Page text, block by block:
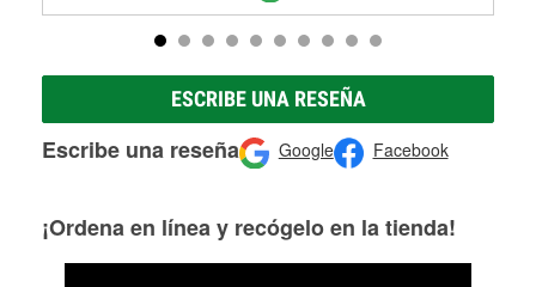
ESCRIBE UNA RESEÑA
Escribe una reseña Google Facebook
¡Ordena en línea y recógelo en la tienda!